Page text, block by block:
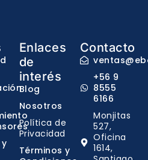
Enlaces
de
interés
Blog
Nosotros
Política de
Privacidad
Términos y
Contacto
+56 9
8555
6166
Monjitas
527,
Oficina
1614,